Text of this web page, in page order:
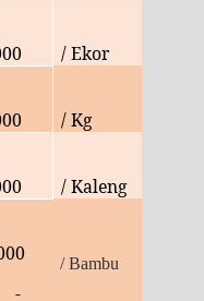
/ Ekor
/ Kg
/ Kaleng
-
/ Bambu